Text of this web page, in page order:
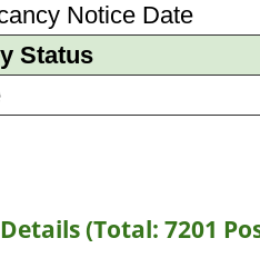
Notice Date
Status
(Total: 7201